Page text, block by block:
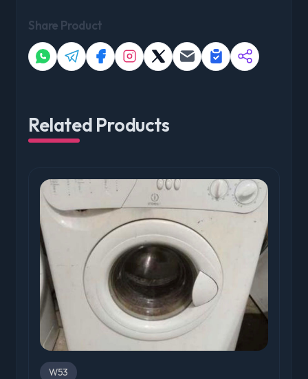
Share Product
Related Products
W53